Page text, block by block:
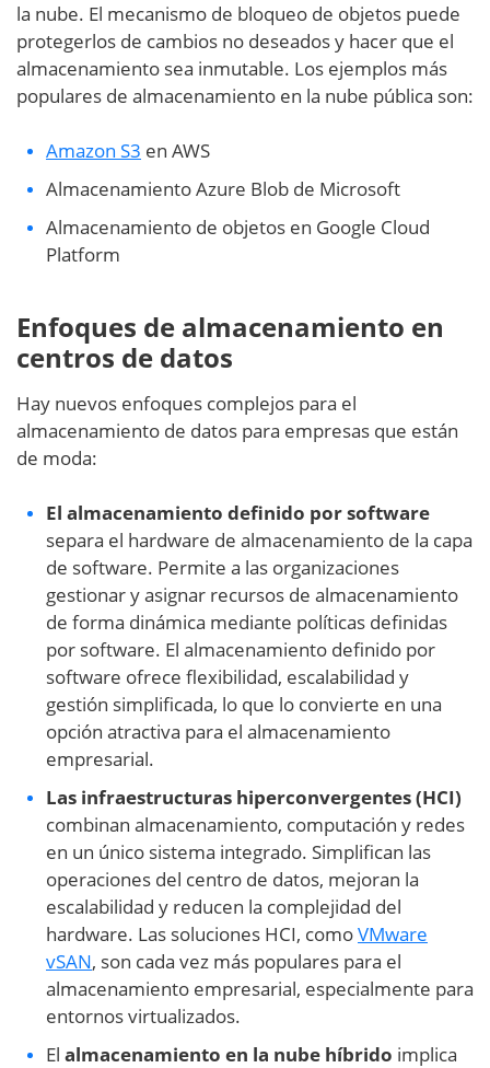
la nube. El mecanismo de bloqueo de objetos puede
protegerlos de cambios no deseados y hacer que el
almacenamiento sea inmutable. Los ejemplos más
populares de almacenamiento en la nube pública son:
Amazon S3 en AWS
Almacenamiento Azure Blob de Microsoft
Almacenamiento de objetos en Google Cloud
Platform
Enfoques de almacenamiento en
centros de datos
Hay nuevos enfoques complejos para el
almacenamiento de datos para empresas que están
de moda:
El almacenamiento definido por software
separa el hardware de almacenamiento de la capa
de software. Permite a las organizaciones
gestionar y asignar recursos de almacenamiento
de forma dinámica mediante políticas definidas
por software. El almacenamiento definido por
software ofrece flexibilidad, escalabilidad y
gestión simplificada, lo que lo convierte en una
opción atractiva para el almacenamiento
empresarial.
Las infraestructuras hiperconvergentes (HCI)
combinan almacenamiento, computación y redes
en un único sistema integrado. Simplifican las
operaciones del centro de datos, mejoran la
escalabilidad y reducen la complejidad del
hardware. Las soluciones HCI, comoVMware
vSAN, son cada vez más populares para el
almacenamiento empresarial, especialmente para
entornos virtualizados.
El almacenamiento en la nube híbrido implica